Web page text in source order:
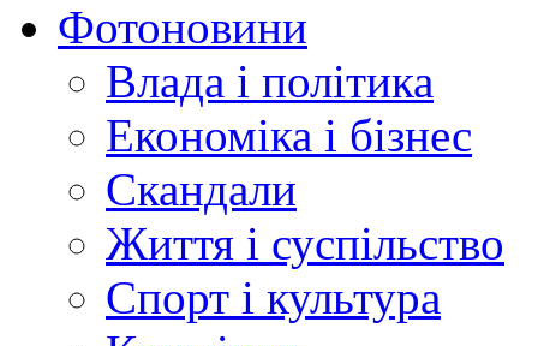
Фотоновини
Влада і політика
Економіка і бізнес
Скандали
Життя і суспільство
Спорт і культура